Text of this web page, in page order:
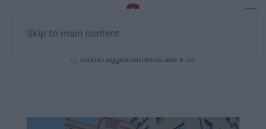
Skip to main content
Ultimo aggiornamento alle 9:55